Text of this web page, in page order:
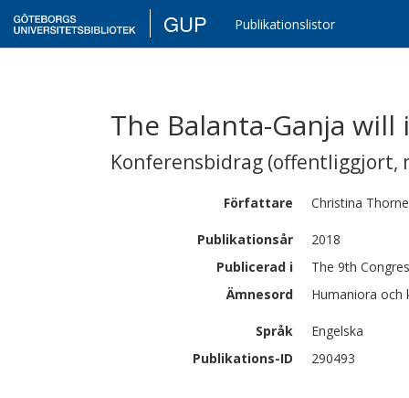
GUP Publikationslistor
The Balanta-Ganja
Konferensbidrag (offentliggjort,
Författare Christina
Publikationsår
2018
Publicerad i
The 9th
Ämnesord
Humaniora och
Språk
Engelska
Publikations-ID
290493